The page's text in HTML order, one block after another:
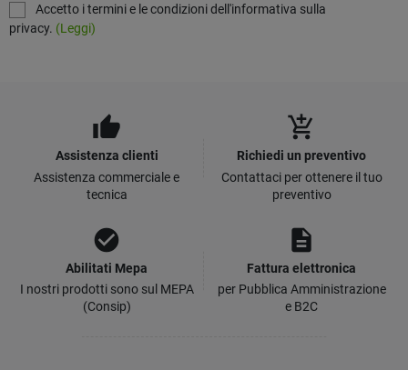
Accetto i termini e le condizioni dell'informativa sulla
privacy. (Leggi)
thumb_up
Assistenza clienti
Assistenza commerciale e
tecnica
add_shopping_cart
Richiedi un preventivo
Contattaci per ottenere il tuo
preventivo
check_circle
Abilitati Mepa
I nostri prodotti sono sul MEPA
(Consip)
description
Fattura elettronica
per Pubblica Amministrazione
e B2C